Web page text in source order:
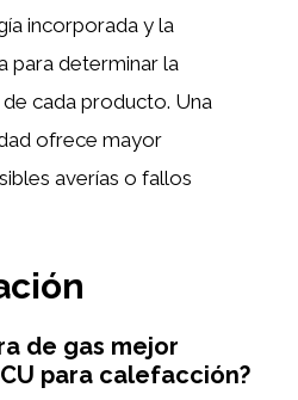
incorporada y la
para determinar la
cada producto. Una
ofrece mayor
averías o fallos
de gas mejor
para calefacción?